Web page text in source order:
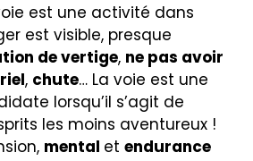
est une activité dans
est visible, presque
de vertige, ne pas avoir
, chute… La voie est une
lorsqu’il s’agit de
les moins aventureux !
mental et endurance